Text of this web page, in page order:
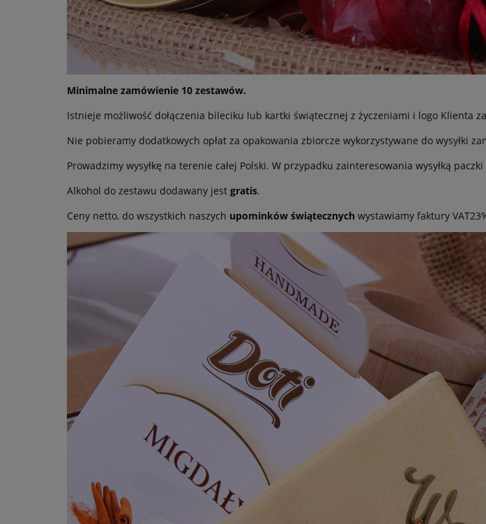
Minimalne zamówienie 10 zestawów.
Istnieje możliwość dołączenia bileciku lub kartki świątecznej z życzeniami i logo Klienta
Nie pobieramy dodatkowych opłat za opakowania zbiorcze wykorzystywane do wysyłki
Prowadzimy wysyłkę na terenie całej Polski. W przypadku zainteresowania wysyłką
Alkohol do zestawu dodawany jest gratis.
Ceny netto, do wszystkich naszych upominków świątecznych wystawiamy faktury